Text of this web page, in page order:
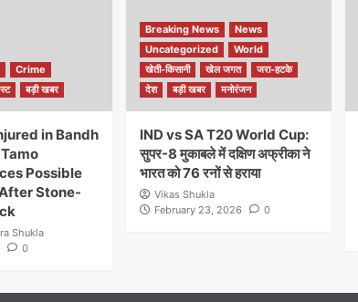
Crime
बड़ी खबर
in Bandh
Possible
Stone-
Shukla
0
Breaking News
News
Uncategorized
World
खेती-किसानी
खेल जगत
जरा-हटके
देश
बड़ी खबर मनोरंजन
IND vs SA T20 World Cup:
सुपर-8 मुकाबले में दक्षिण अफ्रीका ने
भारत को 76 रनों से हराया
Vikas Shukla
February 23, 2026
0